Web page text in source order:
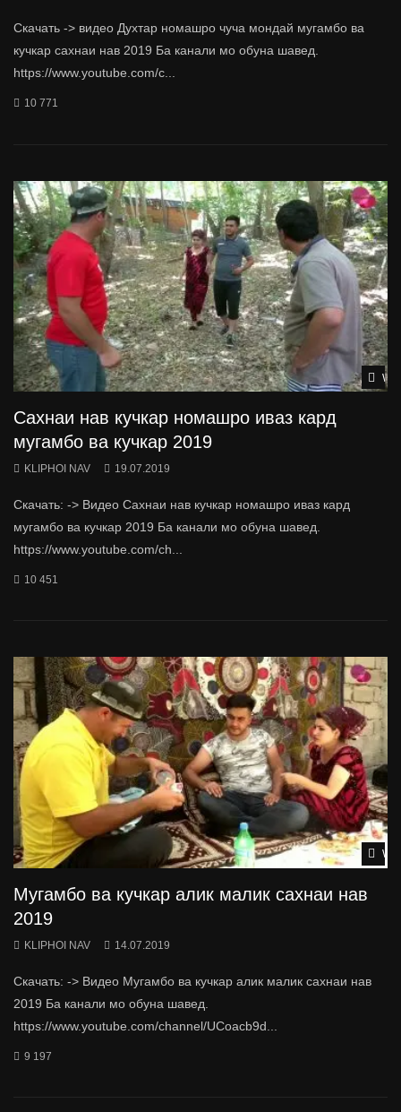
Скачать -> видео Духтар номашро чуча мондай мугамбо ва
кучкар сахнаи нав 2019 Ба канали мо обуна шавед.
https://www.youtube.com/c...
10 771
Сахнаи нав кучкар номашро иваз кард
мугамбо ва кучкар 2019
KLIPHOI NAV 19.07.2019
Скачать: -> Видео Сахнаи нав кучкар номашро иваз кард
мугамбо ва кучкар 2019 Ба канали мо обуна шавед.
https://www.youtube.com/ch...
10 451
Мугамбо ва кучкар алик малик сахнаи нав
2019
KLIPHOI NAV 14.07.2019
Скачать: -> Видео Мугамбо ва кучкар алик малик сахнаи нав
2019 Ба канали мо обуна шавед.
https://www.youtube.com/channel/UCoacb9d...
9 197